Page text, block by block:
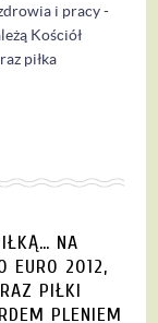
i pracy -
Kościół
piłka
NA
EURO 2012,
PIŁKI
PLENIEM